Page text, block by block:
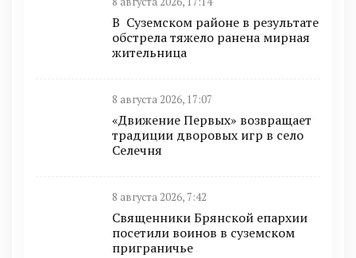
В Суземском районе в результате
обстрела тяжело ранена мирная
жительница
8 августа 2026, 17:07
«Движение Первых» возвращает
традиции дворовых игр в село
Селечня
8 августа 2026, 7:42
Священники Брянской епархии
посетили воинов в суземском
приграничье